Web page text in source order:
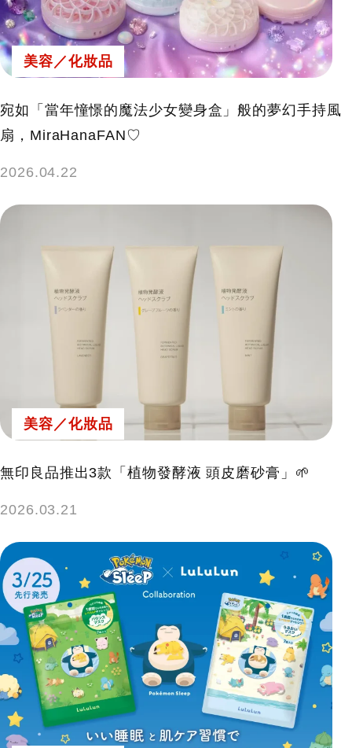
美容／化妝品
宛如「當年憧憬的魔法少女變身盒」般的夢幻手持風
扇，MiraHanaFAN♡
2026.04.22
美容／化妝品
無印良品推出3款「植物發酵液 頭皮磨砂膏」🌱
2026.03.21